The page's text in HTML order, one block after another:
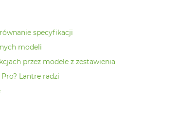
specyfikacji
modeli
przez modele z zestawienia
Lantre radzi